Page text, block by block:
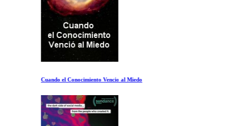
Cuando el Conocimiento Vencio al Miedo